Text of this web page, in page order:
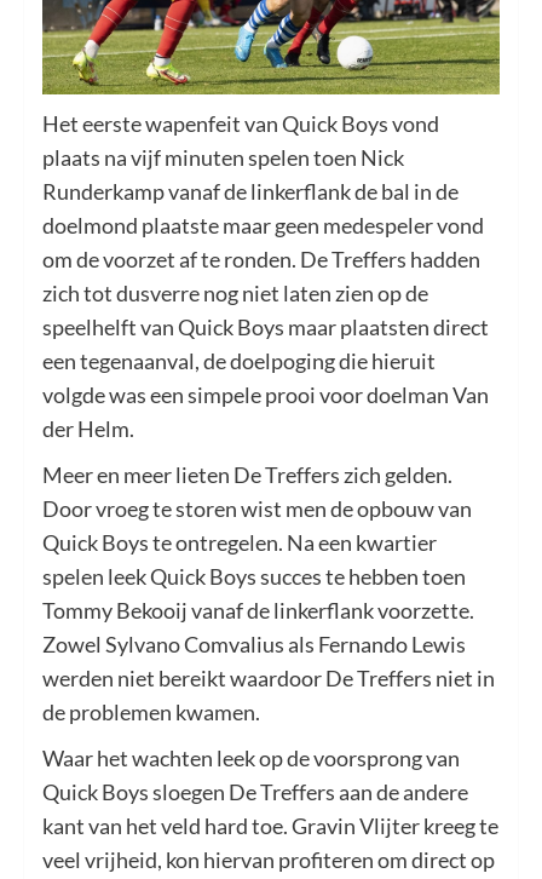
Het eerste wapenfeit van Quick Boys vond
plaats na vijf minuten spelen toen Nick
Runderkamp vanaf de linkerflank de bal in de
doelmond plaatste maar geen medespeler vond
om de voorzet af te ronden. De Treffers hadden
zich tot dusverre nog niet laten zien op de
speelhelft van Quick Boys maar plaatsten direct
een tegenaanval, de doelpoging die hieruit
volgde was een simpele prooi voor doelman Van
der Helm.
Meer en meer lieten De Treffers zich gelden.
Door vroeg te storen wist men de opbouw van
Quick Boys te ontregelen. Na een kwartier
spelen leek Quick Boys succes te hebben toen
Tommy Bekooij vanaf de linkerflank voorzette.
Zowel Sylvano Comvalius als Fernando Lewis
werden niet bereikt waardoor De Treffers niet in
de problemen kwamen.
Waar het wachten leek op de voorsprong van
Quick Boys sloegen De Treffers aan de andere
kant van het veld hard toe. Gravin Vlijter kreeg te
veel vrijheid, kon hiervan profiteren om direct op